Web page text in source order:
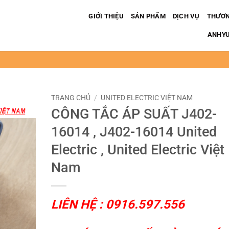
GIỚI THIỆU SẢN PHẨM DỊCH VỤ
TRANG CHỦ / UNITED ELECTRIC VIỆT NAM
CÔNG TẮC ÁP SUẤT J402-
16014 , J402-16014 United
Electric , United Electric Việt
Nam
LIÊN HỆ : 0916.597.556